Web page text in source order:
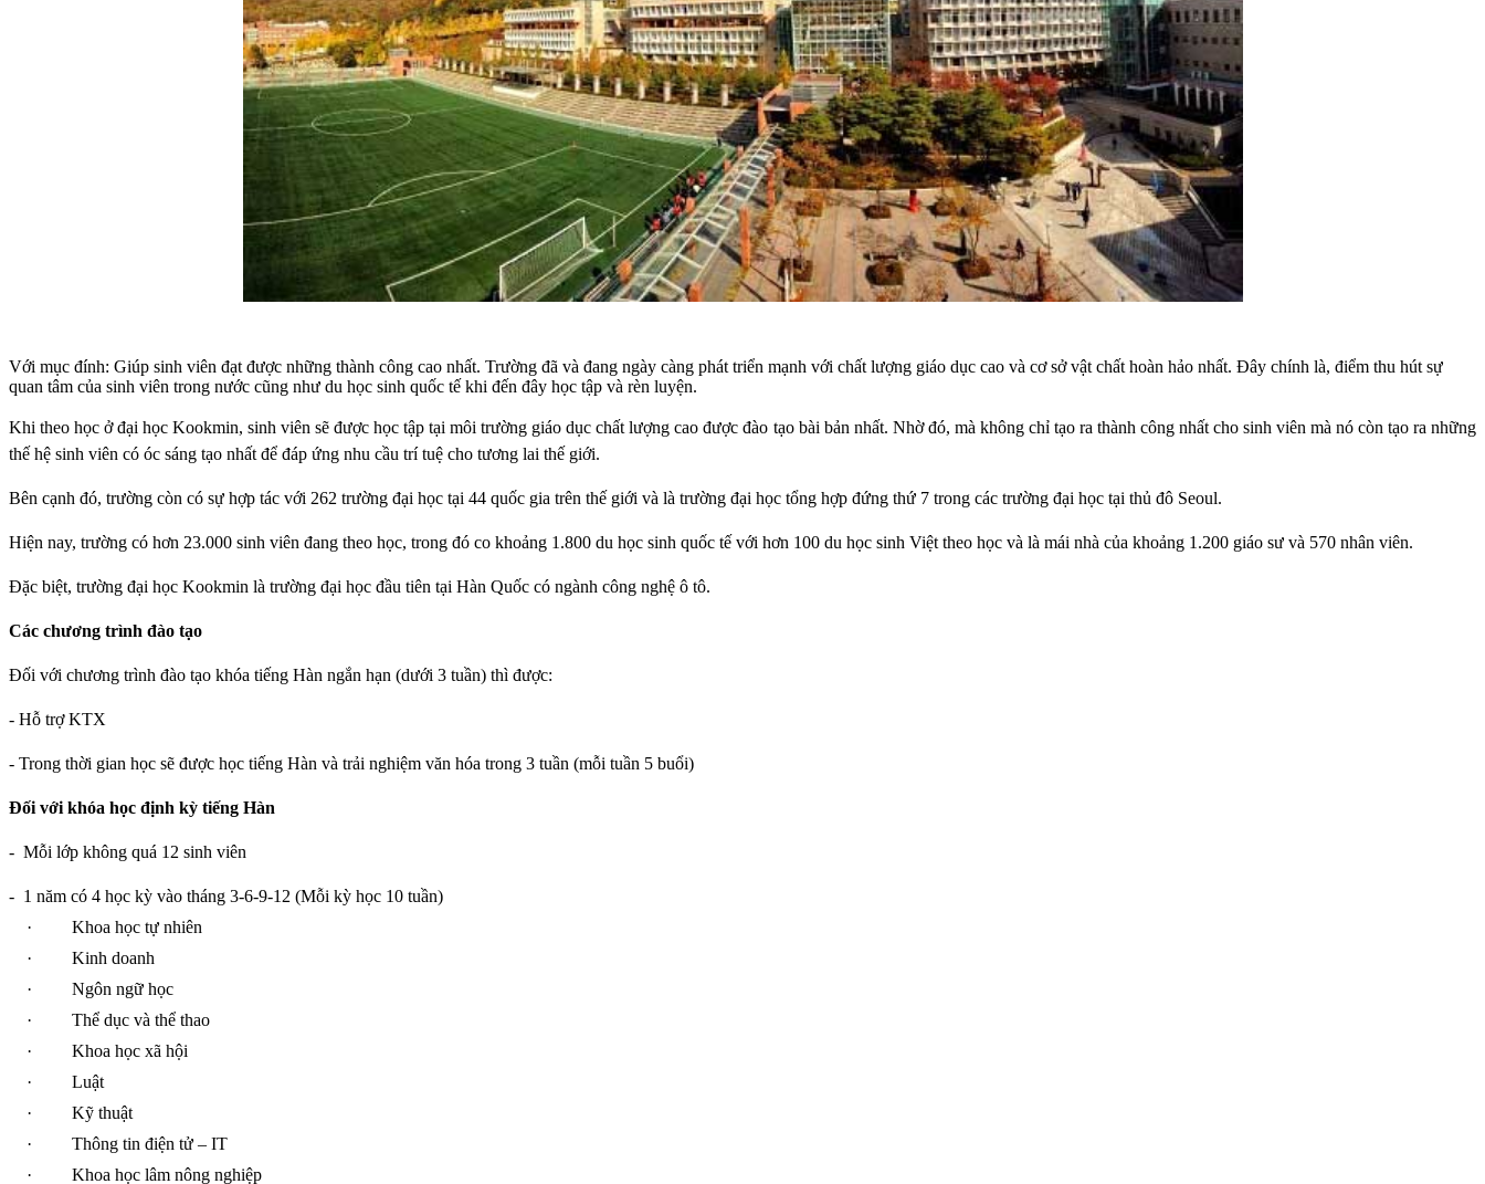
Với mục đính: Giúp sinh viên đạt được những thành công cao nhất. Trường đã và đang ngày càng phát triển mạnh với chất lượng giáo dục cao và cơ sở vật chất hoàn hảo nhất. Đây chính là, điểm thu hút sự
quan tâm của sinh viên trong nước cũng như du học sinh quốc tế khi đến đây học tập và rèn luyện.
Khi theo học ở đại học Kookmin, sinh viên sẽ được học tập tại môi trường giáo dục chất lượng cao được đào tạo bài bản nhất. Nhờ đó, mà không chỉ tạo ra thành công nhất cho sinh viên mà nó còn tạo ra những
thế hệ sinh viên có óc sáng tạo nhất để đáp ứng nhu cầu trí tuệ cho tương lai thế giới.
Bên cạnh đó, trường còn có sự hợp tác với 262 trường đại học tại 44 quốc gia trên thế giới và là trường đại học tổng hợp đứng thứ 7 trong các trường đại học tại thủ đô Seoul.
Hiện nay, trường có hơn 23.000 sinh viên đang theo học, trong đó co khoảng 1.800 du học sinh quốc tế với hơn 100 du học sinh Việt theo học và là mái nhà của khoảng 1.200 giáo sư và 570 nhân viên.
Đặc biệt, trường đại học Kookmin là trường đại học đầu tiên tại Hàn Quốc có ngành công nghệ ô tô.
Các chương trình đào tạo
Đối với chương trình đào tạo khóa tiếng Hàn ngắn hạn (dưới 3 tuần) thì được:
- Hỗ trợ KTX
- Trong thời gian học sẽ được học tiếng Hàn và trải nghiệm văn hóa trong 3 tuần (mỗi tuần 5 buổi)
Đối với khóa học định kỳ tiếng Hàn
- Mỗi lớp không quá 12 sinh viên
- 1 năm có 4 học kỳ vào tháng 3-6-9-12 (Mỗi kỳ học 10 tuần)
·
Khoa học tự nhiên
·
Kinh doanh
·
Ngôn ngữ học
·
Thể dục và thể thao
·
Khoa học xã hội
·
Luật
·
Kỹ thuật
·
Thông tin điện tử – IT
·
Khoa học lâm nông nghiệp